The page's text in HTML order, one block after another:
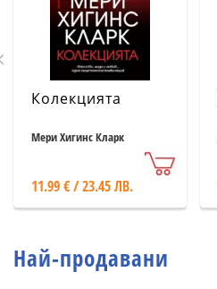
Колекцията
Мери Хигинс Кларк
11.99 € / 23.45 ЛВ.
Най-продавани